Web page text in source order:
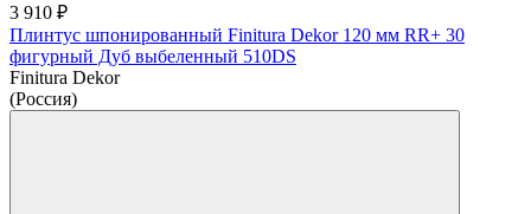
3 910 ₽
Плинтус шпонированный Finitura Dekor 120 мм RR+ 30
фигурный Дуб выбеленный 510DS
Finitura Dekor
(Россия)